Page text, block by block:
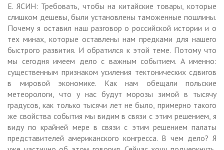
Е. ЯСИН: Требовать, чтобы на китайские товары, которые
слишком дешевы, были установлены таможенные пошлины.
Почему я оставил наш разговор о российской истории и о
тех минах, которые оставлены нам предками для нашего
быстрого развития. И обратился к этой теме. Потому что
мы сегодня имеем дело с важным событием. А именно:
существенным признаком усиления тектонических сдвигов
в мировой экономике. Как нам обещали польские
метеорологи, что у нас будут морозы зимой в тысячу
градусов, как только тысячи лет не было, примерно такого
же свойства события мы видим в связи с этим решением, я
виду по крайней мере в связи с этим решением палаты
представителей американского конгресса. В чем дело? Я